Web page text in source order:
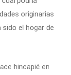
originarias
sido el hogar de
hincapié en